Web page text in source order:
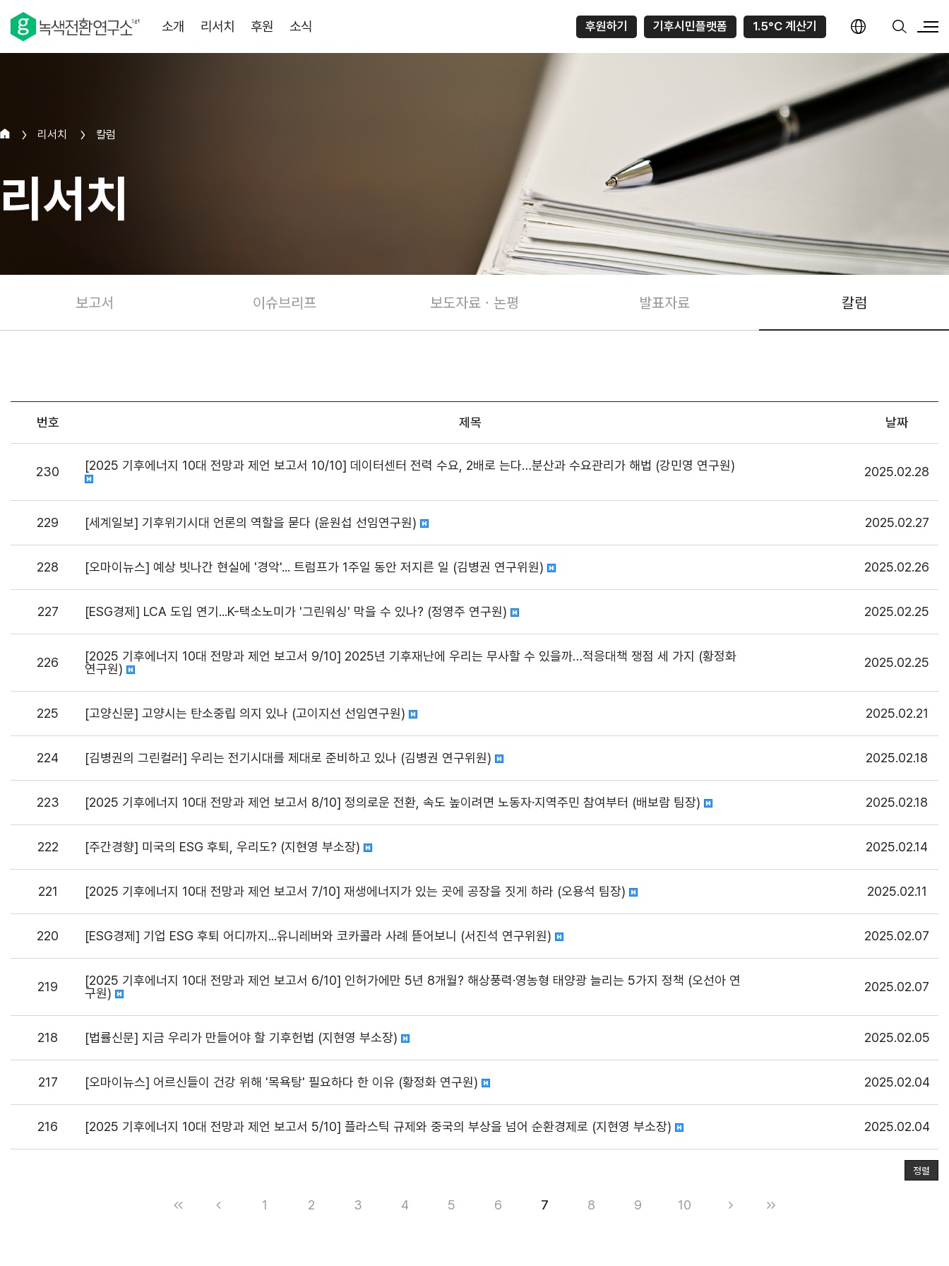
소개 리서치 후원 소식 후원하기 기후시민플랫폼 1.5°C 계산기
> 리서치 > 칼럼
리서치
보고서 이슈브리프 보도자료 · 논평 발표자료 칼럼
번호 제목 날짜
230 [2025 기후에너지 10대 전망과 제언 보고서 10/10] 데이터센터 전력 수요, 2배로 는다…분산과 수요관리가 해법 (강민영 연구원) 2025.02.28
229 [세계일보] 기후위기시대 언론의 역할을 묻다 (윤원섭 선임연구원) 2025.02.27
228 [오마이뉴스] 예상 빗나간 현실에 '경악'... 트럼프가 1주일 동안 저지른 일 (김병권 연구위원) 2025.02.26
227 [ESG경제] LCA 도입 연기...K-택소노미가 '그린워싱' 막을 수 있나? (정영주 연구원) 2025.02.25
226
[2025 기후에너지 10대 전망과 제언 보고서 9/10] 2025년 기후재난에 우리는 무사할 수 있을까…적응대책 쟁점 세 가지 (황정화
연구원)
2025.02.25
225 [고양신문] 고양시는 탄소중립 의지 있나 (고이지선 선임연구원) 2025.02.21
224 [김병권의 그린컬러] 우리는 전기시대를 제대로 준비하고 있나 (김병권 연구위원) 2025.02.18
223 [2025 기후에너지 10대 전망과 제언 보고서 8/10] 정의로운 전환, 속도 높이려면 노동자·지역주민 참여부터 (배보람 팀장) 2025.02.18
222 [주간경향] 미국의 ESG 후퇴, 우리도? (지현영 부소장) 2025.02.14
221 [2025 기후에너지 10대 전망과 제언 보고서 7/10] 재생에너지가 있는 곳에 공장을 짓게 하라 (오용석 팀장) 2025.02.11
220 [ESG경제] 기업 ESG 후퇴 어디까지...유니레버와 코카콜라 사례 뜯어보니 (서진석 연구위원) 2025.02.07
219
[2025 기후에너지 10대 전망과 제언 보고서 6/10] 인허가에만 5년 8개월? 해상풍력·영농형 태양광 늘리는 5가지 정책 (오선아 연
구원)
2025.02.07
218 [법률신문] 지금 우리가 만들어야 할 기후헌법 (지현영 부소장) 2025.02.05
217 [오마이뉴스] 어르신들이 건강 위해 '목욕탕' 필요하다 한 이유 (황정화 연구원) 2025.02.04
216 [2025 기후에너지 10대 전망과 제언 보고서 5/10] 플라스틱 규제와 중국의 부상을 넘어 순환경제로 (지현영 부소장) 2025.02.04
정렬
1 2 3 4 5 6 7 8 9 10